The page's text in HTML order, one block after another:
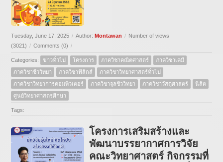
Tuesday, June 17, 2025 / Author:Montawan / Number of views
(3021) / Comments (0) /
Categories: ข่าวทั่วไป โครงการ ภาควิชาคณิตศาสตร์
ภาควิชาเคมี
ภาควิชาชีววิทยา
ภาควิชาฟิสิกส์
ภาควิชาวิทยาศาสตร์ทั่วไป
ภาควิชาวิทยาการคอมพิวเตอร์
ภาควิชาจุลชีววิทยา ภาควิชาวัสดุศาสตร์
นิสิต
ศูนย์วิทยาศาสตรศึกษา
Tags:
โครงการเสริมสร้างและ
พัฒนาบรรยากาศการวิจัย
คณะวิทยาศาสตร์ กิจกรรมที่